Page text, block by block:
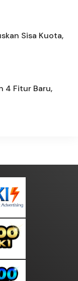
Sisa Kuota,
4 Fitur Baru,